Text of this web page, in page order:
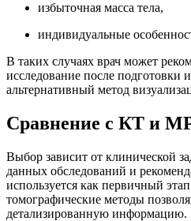
избыточная масса тела,
индивидуальные
В таких случаях врач может
исследование после подготовки
альтернативный метод
Сравнение с КТ и
Выбор зависит от клинической
данных обследований и
используется как первичный
томографические методы
детализированную информацию.